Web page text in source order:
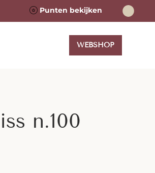
Punten bekijken
WEBSHOP
n.100